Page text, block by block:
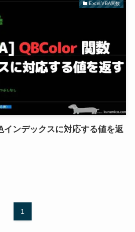
Excel VBA関数
ンデックスに対応する値を返
1